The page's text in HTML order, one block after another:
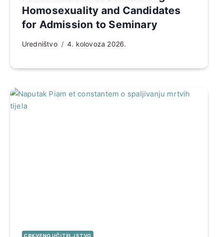
Homosexuality and Candidates
for Admission to Seminary
Uredništvo 4. kolovoza 2026.
CRKVENO UČITELJSTVO